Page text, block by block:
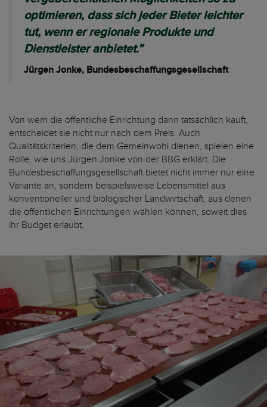
optimieren, dass sich jeder Bieter leichter
tut, wenn er regionale Produkte und
Dienstleister anbietet.”
Jürgen Jonke, Bundesbeschaffungsgesellschaft
Von wem die öffentliche Einrichtung dann tatsächlich kauft,
entscheidet sie nicht nur nach dem Preis. Auch
Qualitätskriterien, die dem Gemeinwohl dienen, spielen eine
Rolle, wie uns Jürgen Jonke von der BBG erklärt. Die
Bundesbeschaffungsgesellschaft bietet nicht immer nur eine
Variante an, sondern beispielsweise Lebensmittel aus
konventioneller und biologischer Landwirtschaft, aus denen
die öffentlichen Einrichtungen wählen können, soweit dies
ihr Budget erlaubt.